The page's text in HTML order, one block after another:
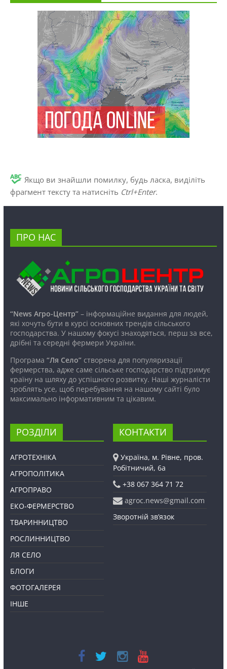
Якщо ви знайшли помилку, будь ласка, виділіть
фрагмент тексту та натисніть Ctrl+Enter.
ПРО НАС
“News Агро-Центр”– інформаційне видання для людей,
які хочуть бути в курсі основних трендів сільського
господарства. У нашому фокусі знаходяться, перш за все,
дрібні та середні фермери України.
Програма “Ля Село”створена для популяризації
фермерства, адже саме сільське господарство підтримує
країну на шляху до успішного розвитку. Наші журналісти
зроблять усе, щоб перебування на нашому сайті було
максимально інформативним та цікавим.
РОЗДІЛИ
АГРОТЕХНІКА
АГРОПОЛІТИКА
АГРОПРАВО
ЕКО-ФЕРМЕРСТВО
ТВАРИННИЦТВО
РОСЛИННИЦТВО
ЛЯ СЕЛО
БЛОГИ
ФОТОГАЛЕРЕЯ
ІНШЕ
КОНТАКТИ
Україна, м. Рівне, пров.
Робітничий, 6а
+38 067 364 71 72
agroc.news@gmail.com
Зворотній зв’язок